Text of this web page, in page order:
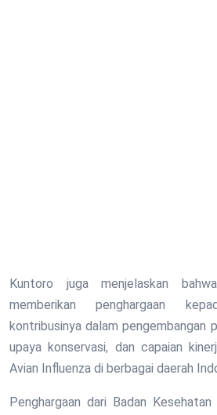
Kuntoro juga menjelaskan
memberikan penghargaan
kontribusinya dalam pengembangan
upaya konservasi, dan capaian
Avian Influenza di berbagai daerah
Penghargaan dari Badan